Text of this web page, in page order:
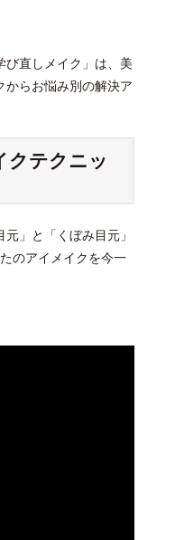
直しメイク」は、美
らお悩み別の解決ア
クテクニッ
」と「くぼみ目元」
のアイメイクを今一